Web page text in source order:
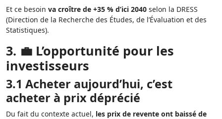
Et ce besoin va croître de +35 % d’ici 2040 selon la DRESS
(Direction de la Recherche des Études, de l’Évaluation et des
Statistiques).
3. 💼 L’opportunité pour les
investisseurs
3.1 Acheter aujourd’hui, c’est
acheter à prix déprécié
Du fait du contexte actuel, les prix de revente ont baissé de